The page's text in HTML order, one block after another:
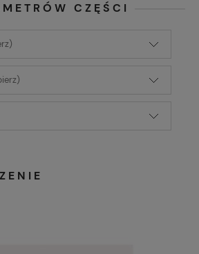
CZĘŚCI